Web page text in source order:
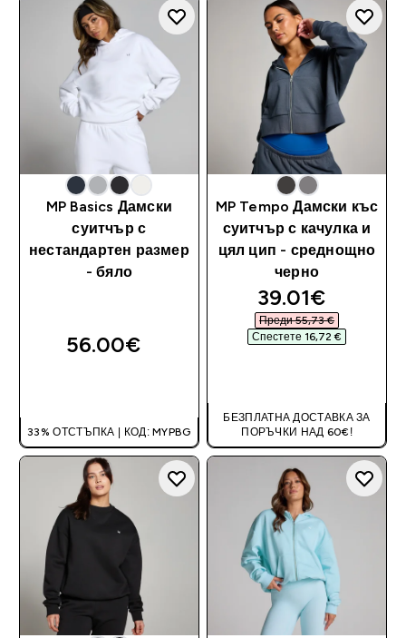
MP Basics Дамски
суитчър с
нестандартен размер
- бяло
56.00€‎
33% ОТСТЪПКА | КОД: MYPBG
MP Tempo Дамски къс
суитчър с качулка и
цял цип - среднощно
черно
discounted
39.01€‎
Преди 55,73 €‎
Спестете 16,72 €‎
БЕЗПЛАТНА ДОСТАВКА ЗА
ПОРЪЧКИ НАД 60€!